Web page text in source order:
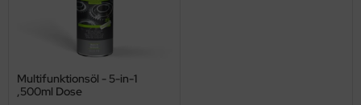
Multifunktionsöl - 5-in-1
,500ml Dose